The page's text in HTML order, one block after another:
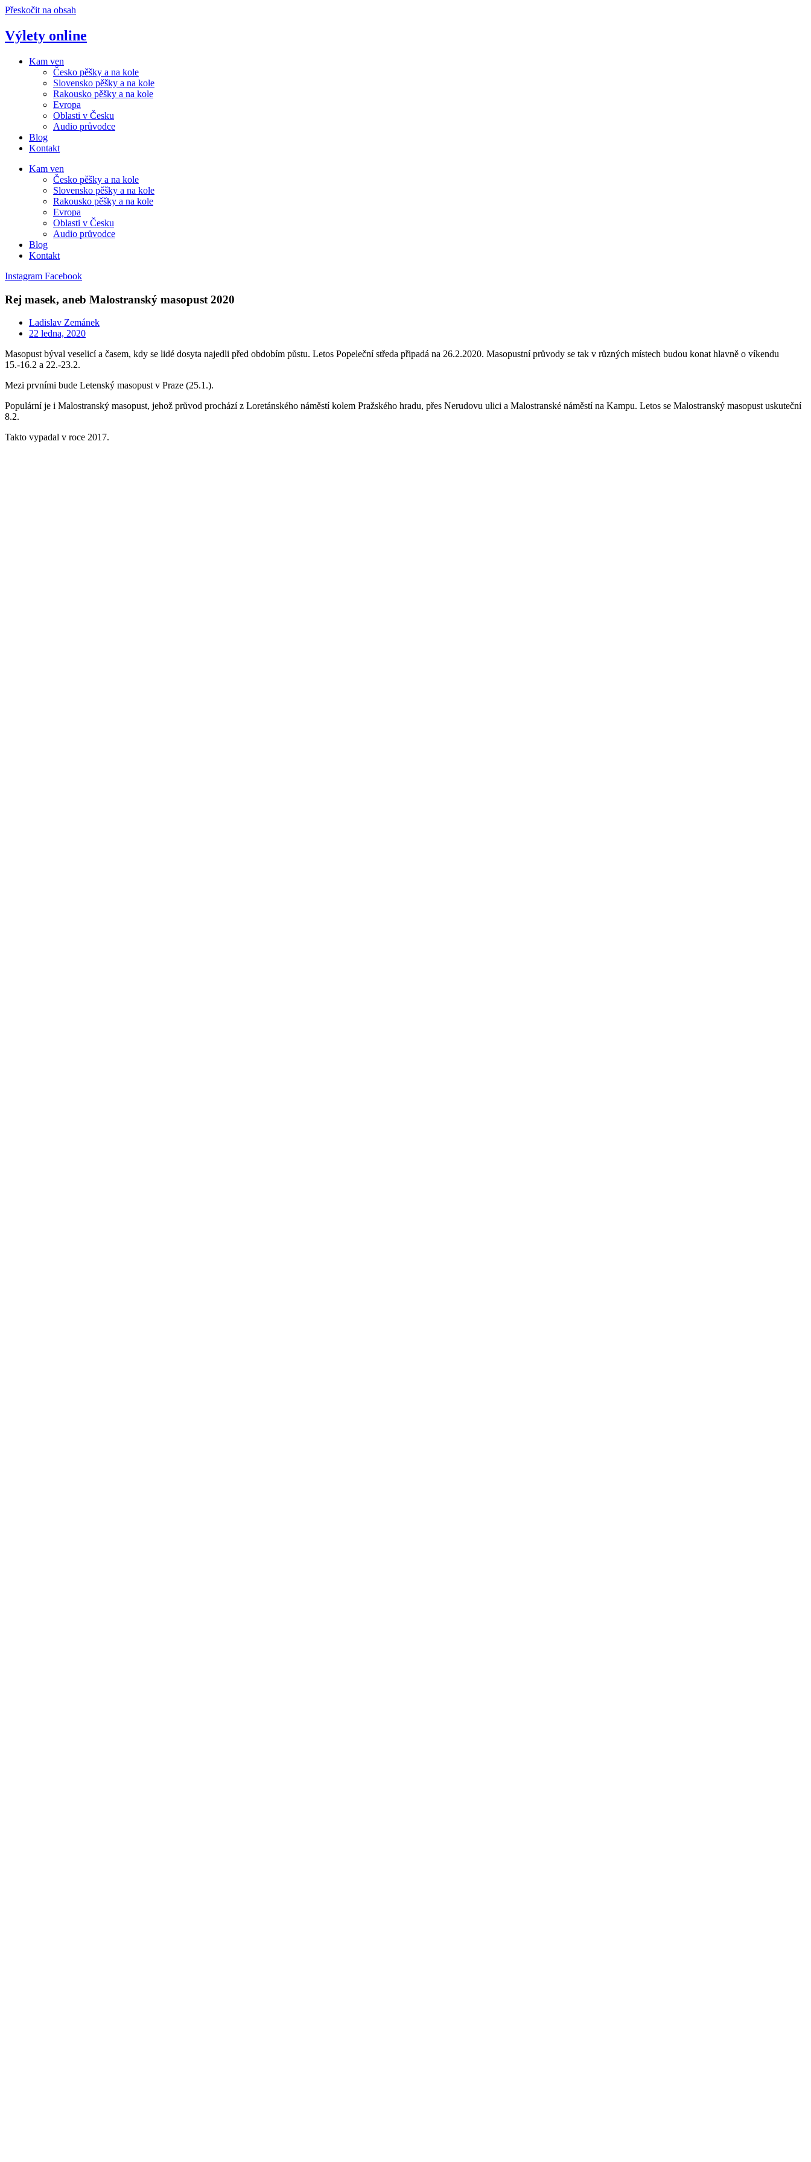
Přeskočit na obsah
Výlety online
Kam ven
Česko pěšky a na kole
Slovensko pěšky a na kole
Rakousko pěšky a na kole
Evropa
Oblasti v Česku
Audio průvodce
Blog
Kontakt
Kam ven
Česko pěšky a na kole
Slovensko pěšky a na kole
Rakousko pěšky a na kole
Evropa
Oblasti v Česku
Audio průvodce
Blog
Kontakt
Instagram Facebook
Rej masek, aneb Malostranský masopust 2020
Ladislav Zemánek
22 ledna, 2020
Masopust býval veselicí a časem, kdy se lidé dosyta najedli před obdobím půstu. Letos Popeleční středa připadá na 26.2.2020. Masopustní průvody se tak v různých místech budou konat hlavně o víkendu
15.-16.2 a 22.-23.2.
Mezi prvními bude Letenský masopust v Praze (25.1.).
Populární je i Malostranský masopust, jehož průvod prochází z Loretánského náměstí kolem Pražského hradu, přes Nerudovu ulici a Malostranské náměstí na Kampu. Letos se Malostranský masopust uskuteční
8.2.
Takto vypadal v roce 2017.